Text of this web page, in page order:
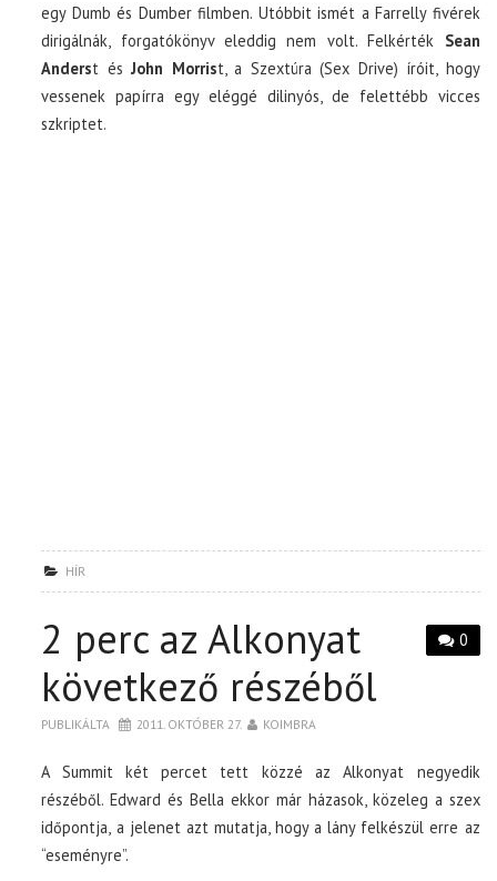
egy Dumb és Dumber filmben. Utóbbit ismét a Farrelly fivérek
dirigálnák, forgatókönyv eleddig nem volt. Felkérték Sean
Anderst ésJohn Morrist, a Szextúra (Sex Drive) íróit, hogy
vessenek papírra egy eléggé dilinyós, de felettébb vicces
szkriptet.
HÍR
0
2 perc az Alkonyat
következő részéből
PUBLIKÁLTA 2011. OKTÓBER 27. KOIMBRA
A Summit két percet tett közzé az Alkonyat negyedik
részéből. Edward és Bella ekkor már házasok, közeleg a szex
időpontja, a jelenet azt mutatja, hogy a lány felkészül erre az
“eseményre”.